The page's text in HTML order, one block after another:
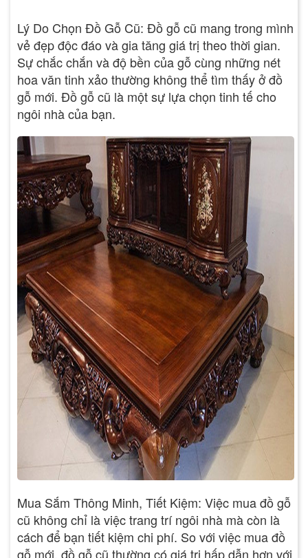
Lý Do Chọn Đồ Gỗ Cũ: Đồ gỗ cũ mang trong mình
vẻ đẹp độc đáo và gia tăng giá trị theo thời gian.
Sự chắc chắn và độ bền của gỗ cùng những nét
hoa văn tinh xảo thường không thể tìm thấy ở đồ
gỗ mới. Đồ gỗ cũ là một sự lựa chọn tinh tế cho
ngôi nhà của bạn.
Mua Sắm Thông Minh, Tiết Kiệm: Việc mua đồ gỗ
cũ không chỉ là việc trang trí ngôi nhà mà còn là
cách để bạn tiết kiệm chi phí. So với việc mua đồ
gỗ mới, đồ gỗ cũ thường có giá trị hấp dẫn hơn với